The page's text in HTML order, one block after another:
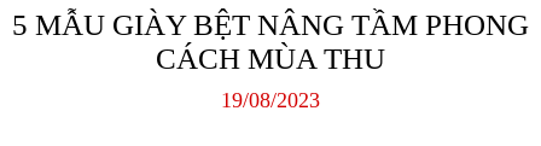
5 MẪU GIÀY BỆT NÂNG TẦM PHONG
CÁCH MÙA THU
19/08/2023